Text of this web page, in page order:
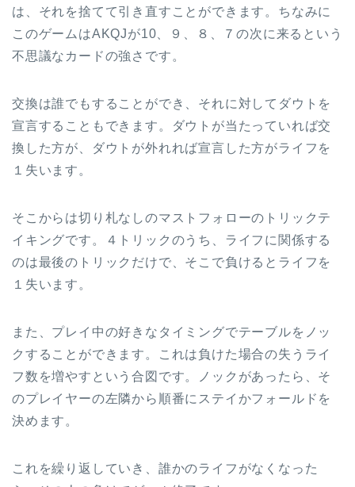
は、それを捨てて引き直すことができます。ちなみに
このゲームはAKQJが10、９、８、７の次に来るという
不思議なカードの強さです。
交換は誰でもすることができ、それに対してダウトを
宣言することもできます。ダウトが当たっていれば交
換した方が、ダウトが外れれば宣言した方がライフを
１失います。
そこからは切り札なしのマストフォローのトリックテ
イキングです。４トリックのうち、ライフに関係する
のは最後のトリックだけで、そこで負けるとライフを
１失います。
また、プレイ中の好きなタイミングでテーブルをノッ
クすることができます。これは負けた場合の失うライ
フ数を増やすという合図です。ノックがあったら、そ
のプレイヤーの左隣から順番にステイかフォールドを
決めます。
これを繰り返していき、誰かのライフがなくなった